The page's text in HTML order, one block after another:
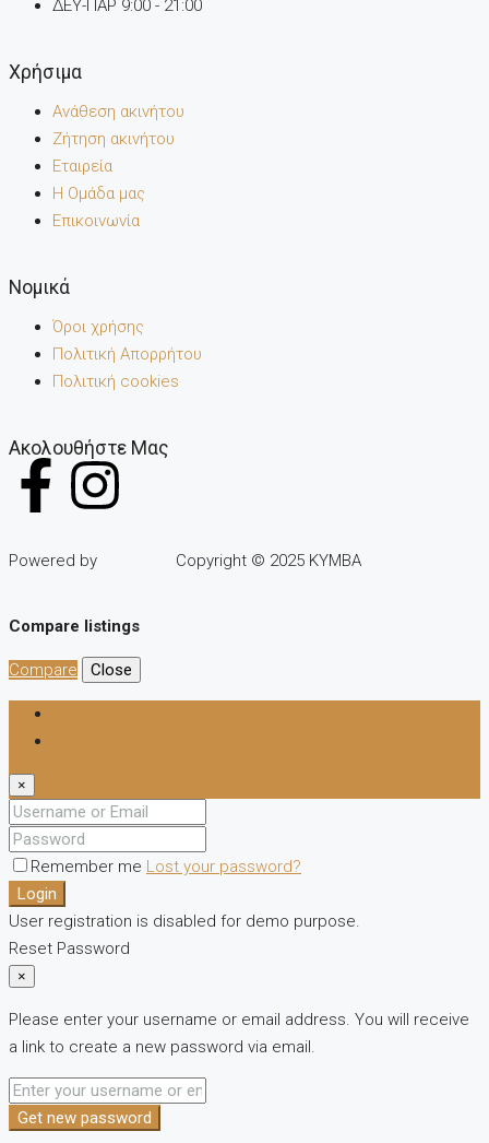
ΔΕΥ-ΠΑΡ 9:00 - 21:00
Χρήσιμα
Ανάθεση ακινήτου
Ζήτηση ακινήτου
Εταιρεία
Η Ομάδα μας
Επικοινωνία
Noμικά
Όροι χρήσης
Πολιτική Απορρήτου
Πολιτική cookies
Ακολουθήστε Μας
Powered by Copyright © 2025 KYMBA
Compare listings
Compare Close
×
Remember me Lost your password?
Login
User registration is disabled for demo purpose.
Reset Password
×
Please enter your username or email address. You will receive
a link to create a new password via email.
Get new password